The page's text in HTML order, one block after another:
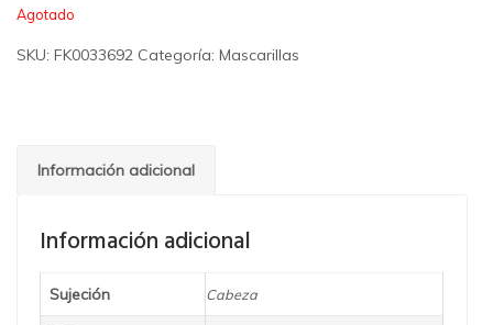
Agotado
SKU: FK0033692 Categoría: Mascarillas
Información adicional
Información adicional
Sujeción Cabeza